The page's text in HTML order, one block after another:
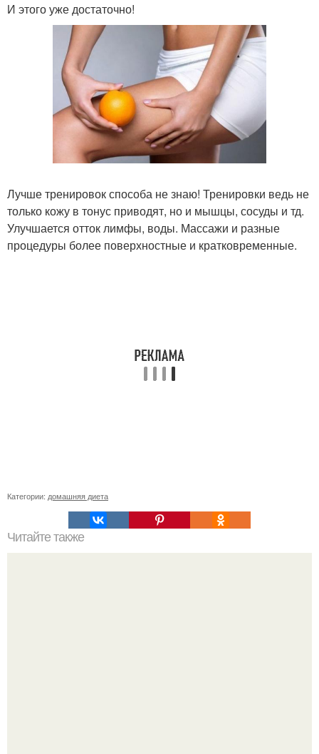
И этого уже достаточно!
Лучше тренировок способа не знаю! Тренировки ведь не
только кожу в тонус приводят, но и мышцы, сосуды и тд.
Улучшается отток лимфы, воды. Массажи и разные
процедуры более поверхностные и кратковременные.
Категории: домашняя диета
Читайте также